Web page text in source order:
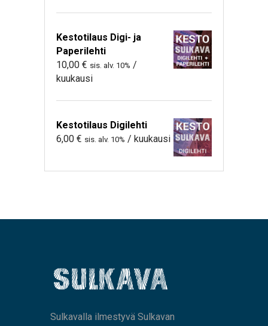
Kestotilaus Digi- ja
Paperilehti
10,00 € sis. alv. 10% /
kuukausi
Kestotilaus Digilehti
6,00 € sis. alv. 10% / kuukausi
Sulkavalla ilmestyvä Sulkavan